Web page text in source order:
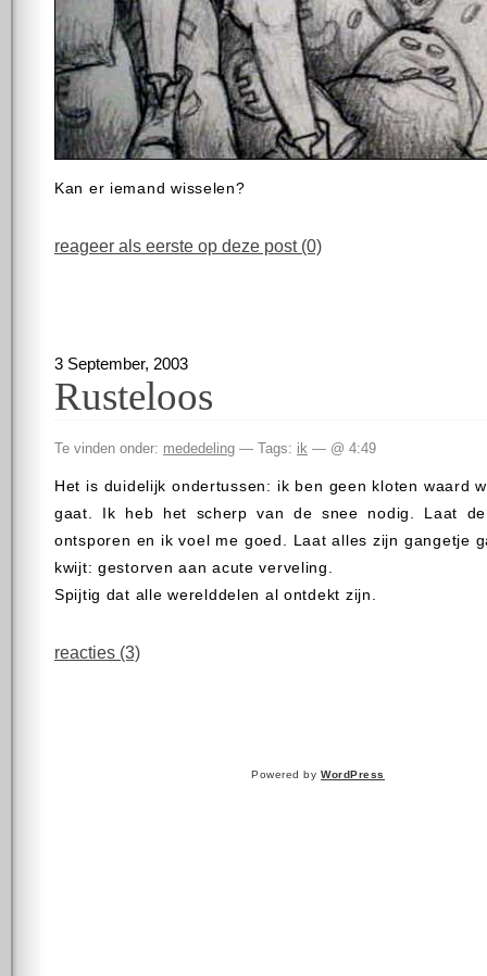
Kan er iemand wisselen?
reageer als eerste op deze post (0)
3 September, 2003
Rusteloos
Te vinden onder: mededeling — Tags: ik — @ 4:49
Het is duidelijk ondertussen: ik ben geen kloten waard
gaat. Ik heb het scherp van de snee nodig. Laat
ontsporen en ik voel me goed. Laat alles zijn gangetje
kwijt: gestorven aan acute verveling.
Spijtig dat alle werelddelen al ontdekt zijn.
reacties (3)
Powered byWordPress